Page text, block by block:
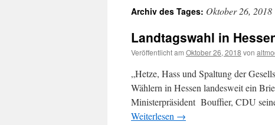
Archiv des Tages: Oktober 26, 2018
Landtagswahl in
Veröffentlicht am Oktober 26, 2018 von
„Hetze, Hass und Spaltung der
Wählern in Hessen landesweit ein
Ministerpräsident Bouffier, CDU
Weiterlesen →